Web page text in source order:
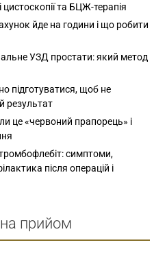
та БЦЖ-терапія
йде на години і що робити
УЗД простати: який метод
підготуватися, щоб не
результат
це «червоний прапорець» і
симптоми,
після операцій і
прийом